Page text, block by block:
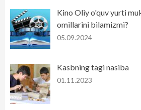
Kino Oliy o'quv yurti
omillarini bilamizmi?
05.09.2024
Kasbning tagi nasiba
01.11.2023